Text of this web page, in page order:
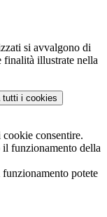
si avvalgono di
finalità illustrate nella
tutti i cookies
cookie consentire.
il funzionamento della
potete